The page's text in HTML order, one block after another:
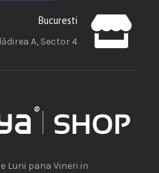
Bucuresti
A, Sector 4
Luni pana Vineri in